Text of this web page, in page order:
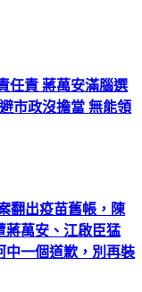
任責 蔣萬安滿腦選
市政沒擔當 無能領
翻出疫苗舊帳，陳
蔣萬安、江啟臣猛
中一個道歉，別再裝